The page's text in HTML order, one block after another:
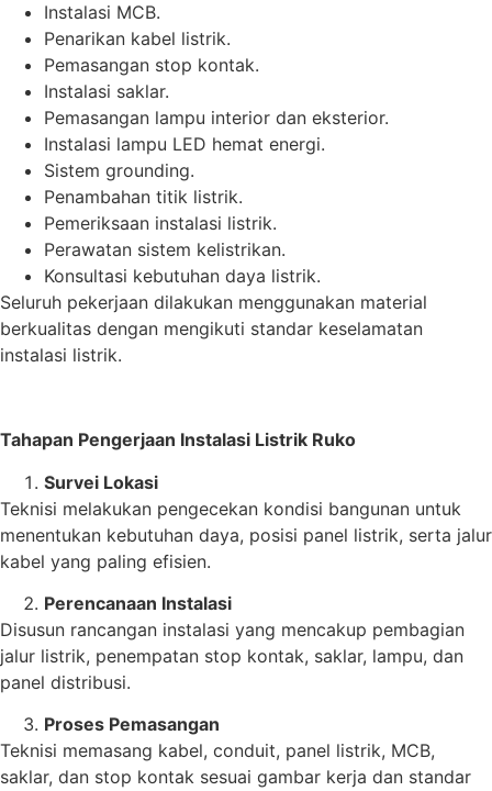
Instalasi MCB.
Penarikan kabel listrik.
Pemasangan stop kontak.
Instalasi saklar.
Pemasangan lampu interior dan eksterior.
Instalasi lampu LED hemat energi.
Sistem grounding.
Penambahan titik listrik.
Pemeriksaan instalasi listrik.
Perawatan sistem kelistrikan.
Konsultasi kebutuhan daya listrik.
Seluruh pekerjaan dilakukan menggunakan material
berkualitas dengan mengikuti standar keselamatan
instalasi listrik.
Tahapan Pengerjaan Instalasi Listrik Ruko
Survei Lokasi
Teknisi melakukan pengecekan kondisi bangunan untuk
menentukan kebutuhan daya, posisi panel listrik, serta jalur
kabel yang paling efisien.
Perencanaan Instalasi
Disusun rancangan instalasi yang mencakup pembagian
jalur listrik, penempatan stop kontak, saklar, lampu, dan
panel distribusi.
Proses Pemasangan
Teknisi memasang kabel, conduit, panel listrik, MCB,
saklar, dan stop kontak sesuai gambar kerja dan standar